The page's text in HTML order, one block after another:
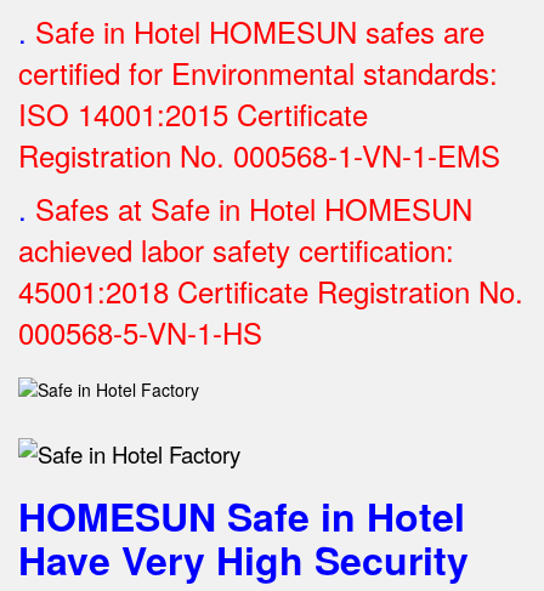
. Safe in Hotel HOMESUN safes are
certified for Environmental standards:
ISO 14001:2015 Certificate
Registration No. 000568-1-VN-1-EMS
. Safes at Safe in Hotel HOMESUN
achieved labor safety certification:
45001:2018 Certificate Registration No.
000568-5-VN-1-HS
HOMESUN Safe in Hotel
Have Very High Security